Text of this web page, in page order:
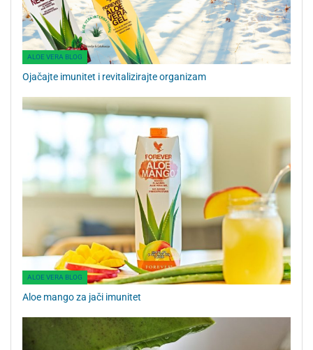
ALOE VERA BLOG
Ojačajte imunitet i revitalizirajte organizam
ALOE VERA BLOG
Aloe mango za jači imunitet